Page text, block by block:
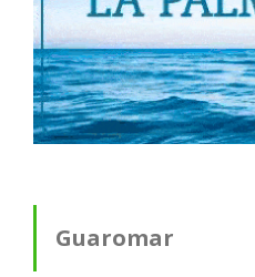
Guaromar